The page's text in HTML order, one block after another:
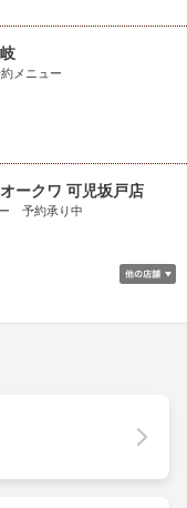
メニュー
ークワ 可児坂戸店
予約承り中